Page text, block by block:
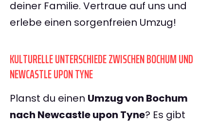
deiner Familie. Vertraue auf uns und
erlebe einen sorgenfreien Umzug!
KULTURELLE UNTERSCHIEDE ZWISCHEN BOCHUM UND
NEWCASTLE UPON TYNE
Planst du einen Umzug von Bochum
nach Newcastle upon Tyne? Es gibt